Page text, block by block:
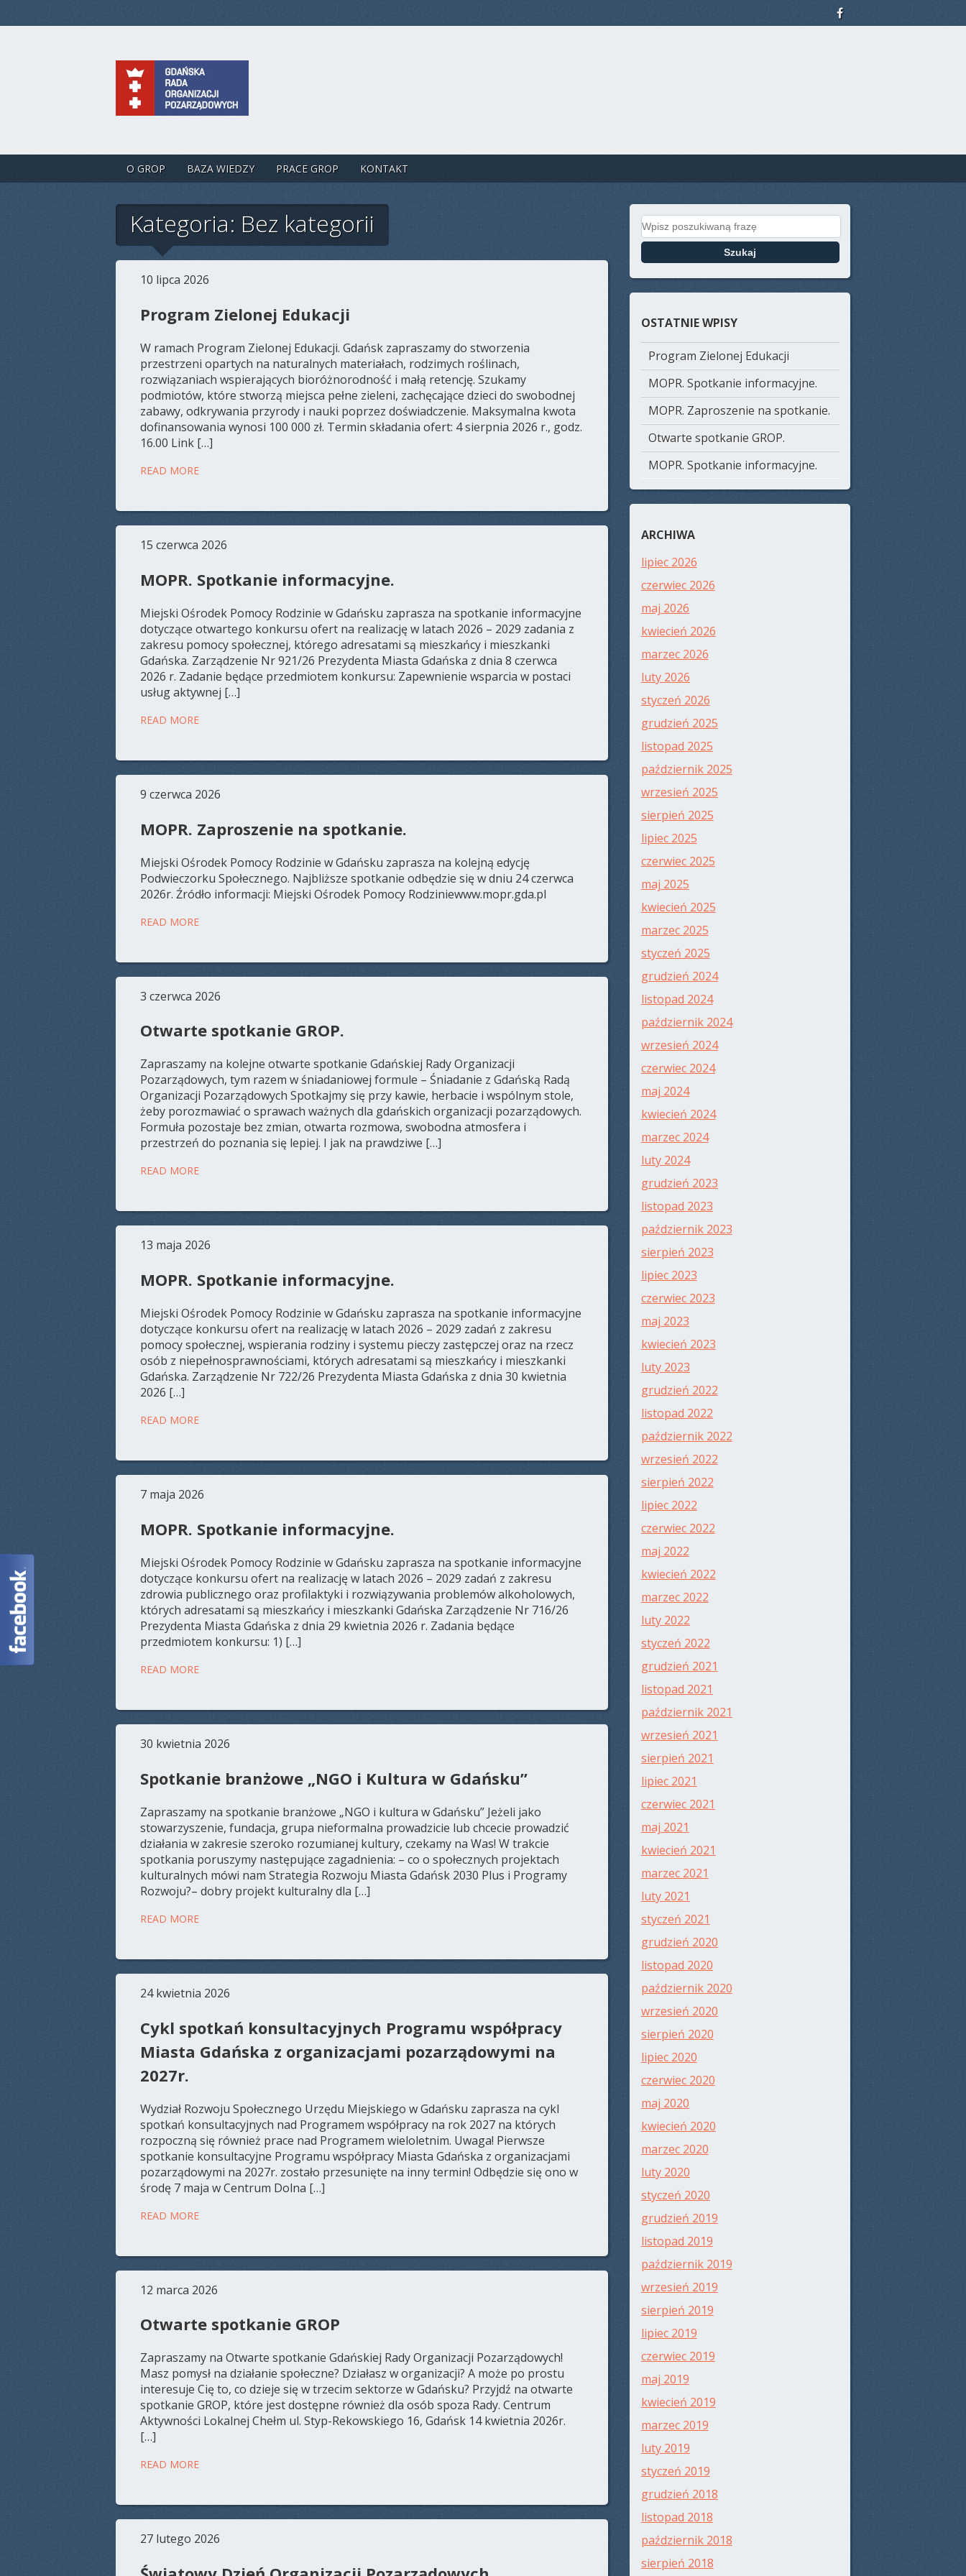
O GROP BAZA WIEDZY PRACE GROP KONTAKT
Kategoria: Bez kategorii
10 lipca 2026
Program Zielonej Edukacji
W ramach Program Zielonej Edukacji. Gdańsk zapraszamy do stworzenia
przestrzeni opartych na naturalnych materiałach, rodzimych roślinach,
rozwiązaniach wspierających bioróżnorodność i małą retencję. Szukamy
podmiotów, które stworzą miejsca pełne zieleni, zachęcające dzieci do swobodnej
zabawy, odkrywania przyrody i nauki poprzez doświadczenie. Maksymalna kwota
dofinansowania wynosi 100 000 zł. Termin składania ofert: 4 sierpnia 2026 r., godz.
16.00 Link […]
READ MORE
15 czerwca 2026
MOPR. Spotkanie informacyjne.
Miejski Ośrodek Pomocy Rodzinie w Gdańsku zaprasza na spotkanie informacyjne
dotyczące otwartego konkursu ofert na realizację w latach 2026 – 2029 zadania z
zakresu pomocy społecznej, którego adresatami są mieszkańcy i mieszkanki
Gdańska. Zarządzenie Nr 921/26 Prezydenta Miasta Gdańska z dnia 8 czerwca
2026 r. Zadanie będące przedmiotem konkursu: Zapewnienie wsparcia w postaci
usług aktywnej […]
READ MORE
9 czerwca 2026
MOPR. Zaproszenie na spotkanie.
Miejski Ośrodek Pomocy Rodzinie w Gdańsku zaprasza na kolejną edycję
Podwieczorku Społecznego. Najbliższe spotkanie odbędzie się w dniu 24 czerwca
2026r. Źródło informacji: Miejski Ośrodek Pomocy Rodziniewww.mopr.gda.pl
READ MORE
3 czerwca 2026
Otwarte spotkanie GROP.
Zapraszamy na kolejne otwarte spotkanie Gdańskiej Rady Organizacji
Pozarządowych, tym razem w śniadaniowej formule – Śniadanie z Gdańską Radą
Organizacji Pozarządowych Spotkajmy się przy kawie, herbacie i wspólnym stole,
żeby porozmawiać o sprawach ważnych dla gdańskich organizacji pozarządowych.
Formuła pozostaje bez zmian, otwarta rozmowa, swobodna atmosfera i
przestrzeń do poznania się lepiej. I jak na prawdziwe […]
READ MORE
13 maja 2026
MOPR. Spotkanie informacyjne.
Miejski Ośrodek Pomocy Rodzinie w Gdańsku zaprasza na spotkanie informacyjne
dotyczące konkursu ofert na realizację w latach 2026 – 2029 zadań z zakresu
pomocy społecznej, wspierania rodziny i systemu pieczy zastępczej oraz na rzecz
osób z niepełnosprawnościami, których adresatami są mieszkańcy i mieszkanki
Gdańska. Zarządzenie Nr 722/26 Prezydenta Miasta Gdańska z dnia 30 kwietnia
2026 […]
READ MORE
7 maja 2026
MOPR. Spotkanie informacyjne.
Miejski Ośrodek Pomocy Rodzinie w Gdańsku zaprasza na spotkanie informacyjne
dotyczące konkursu ofert na realizację w latach 2026 – 2029 zadań z zakresu
zdrowia publicznego oraz profilaktyki i rozwiązywania problemów alkoholowych,
których adresatami są mieszkańcy i mieszkanki Gdańska Zarządzenie Nr 716/26
Prezydenta Miasta Gdańska z dnia 29 kwietnia 2026 r. Zadania będące
przedmiotem konkursu: 1) […]
READ MORE
30 kwietnia 2026
Spotkanie branżowe „NGO i Kultura w Gdańsku”
Zapraszamy na spotkanie branżowe „NGO i kultura w Gdańsku” Jeżeli jako
stowarzyszenie, fundacja, grupa nieformalna prowadzicie lub chcecie prowadzić
działania w zakresie szeroko rozumianej kultury, czekamy na Was! W trakcie
spotkania poruszymy następujące zagadnienia: – co o społecznych projektach
kulturalnych mówi nam Strategia Rozwoju Miasta Gdańsk 2030 Plus i Programy
Rozwoju?– dobry projekt kulturalny dla […]
READ MORE
24 kwietnia 2026
Cykl spotkań konsultacyjnych Programu współpracy
Miasta Gdańska z organizacjami pozarządowymi na
2027r.
Wydział Rozwoju Społecznego Urzędu Miejskiego w Gdańsku zaprasza na cykl
spotkań konsultacyjnych nad Programem współpracy na rok 2027 na których
rozpoczną się również prace nad Programem wieloletnim. Uwaga! Pierwsze
spotkanie konsultacyjne Programu współpracy Miasta Gdańska z organizacjami
pozarządowymi na 2027r. zostało przesunięte na inny termin! Odbędzie się ono w
środę 7 maja w Centrum Dolna […]
READ MORE
12 marca 2026
Otwarte spotkanie GROP
Zapraszamy na Otwarte spotkanie Gdańskiej Rady Organizacji Pozarządowych!
Masz pomysł na działanie społeczne? Działasz w organizacji? A może po prostu
interesuje Cię to, co dzieje się w trzecim sektorze w Gdańsku? Przyjdź na otwarte
spotkanie GROP, które jest dostępne również dla osób spoza Rady. Centrum
Aktywności Lokalnej Chełm ul. Styp-Rekowskiego 16, Gdańsk 14 kwietnia 2026r.
[…]
READ MORE
27 lutego 2026
Search for:
OSTATNIE WPISY
Program Zielonej Edukacji
MOPR. Spotkanie informacyjne.
MOPR. Zaproszenie na spotkanie.
Otwarte spotkanie GROP.
MOPR. Spotkanie informacyjne.
ARCHIWA
lipiec 2026
czerwiec 2026
maj 2026
kwiecień 2026
marzec 2026
luty 2026
styczeń 2026
grudzień 2025
listopad 2025
październik 2025
wrzesień 2025
sierpień 2025
lipiec 2025
czerwiec 2025
maj 2025
kwiecień 2025
marzec 2025
styczeń 2025
grudzień 2024
listopad 2024
październik 2024
wrzesień 2024
czerwiec 2024
maj 2024
kwiecień 2024
marzec 2024
luty 2024
grudzień 2023
listopad 2023
październik 2023
sierpień 2023
lipiec 2023
czerwiec 2023
maj 2023
kwiecień 2023
luty 2023
grudzień 2022
listopad 2022
październik 2022
wrzesień 2022
sierpień 2022
lipiec 2022
czerwiec 2022
maj 2022
kwiecień 2022
marzec 2022
luty 2022
styczeń 2022
grudzień 2021
listopad 2021
październik 2021
wrzesień 2021
sierpień 2021
lipiec 2021
czerwiec 2021
maj 2021
kwiecień 2021
marzec 2021
luty 2021
styczeń 2021
grudzień 2020
listopad 2020
październik 2020
wrzesień 2020
sierpień 2020
lipiec 2020
czerwiec 2020
maj 2020
kwiecień 2020
marzec 2020
luty 2020
styczeń 2020
grudzień 2019
listopad 2019
październik 2019
wrzesień 2019
sierpień 2019
lipiec 2019
czerwiec 2019
maj 2019
kwiecień 2019
marzec 2019
luty 2019
styczeń 2019
grudzień 2018
listopad 2018
październik 2018
sierpień 2018